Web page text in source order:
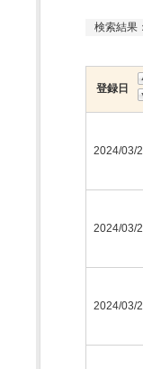
検索結果：
登録日
2024/03/
2024/03/
2024/03/